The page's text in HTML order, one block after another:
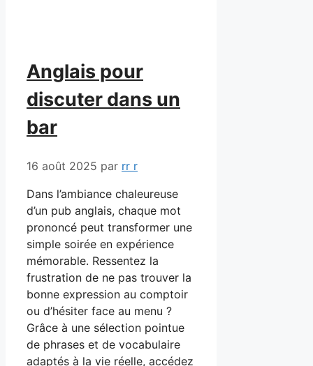
Anglais pour
discuter dans un
bar
16 août 2025 par rr r
Dans l’ambiance chaleureuse
d’un pub anglais, chaque mot
prononcé peut transformer une
simple soirée en expérience
mémorable. Ressentez la
frustration de ne pas trouver la
bonne expression au comptoir
ou d’hésiter face au menu ?
Grâce à une sélection pointue
de phrases et de vocabulaire
adaptés à la vie réelle, accédez